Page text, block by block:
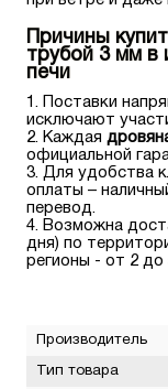
Причины
трубой 3 мм в
печи
Поставки
исключают
Каждая
официальной
Для удобства
оплаты –
перевод.
Возможна
дня) по
регионы - от 2 до
Производитель
Тип товара